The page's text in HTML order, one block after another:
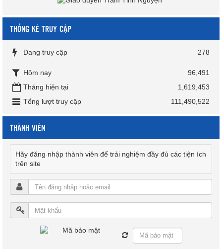
THỐNG KÊ TRUY CẬP
Đang truy cập 278
Hôm nay
96,491
Tháng hiện tại
1,619,453
Tổng lượt truy cập
111,490,522
THÀNH VIÊN
Hãy đăng nhập thành viên để trải nghiệm đầy đủ các tiện ích
trên site